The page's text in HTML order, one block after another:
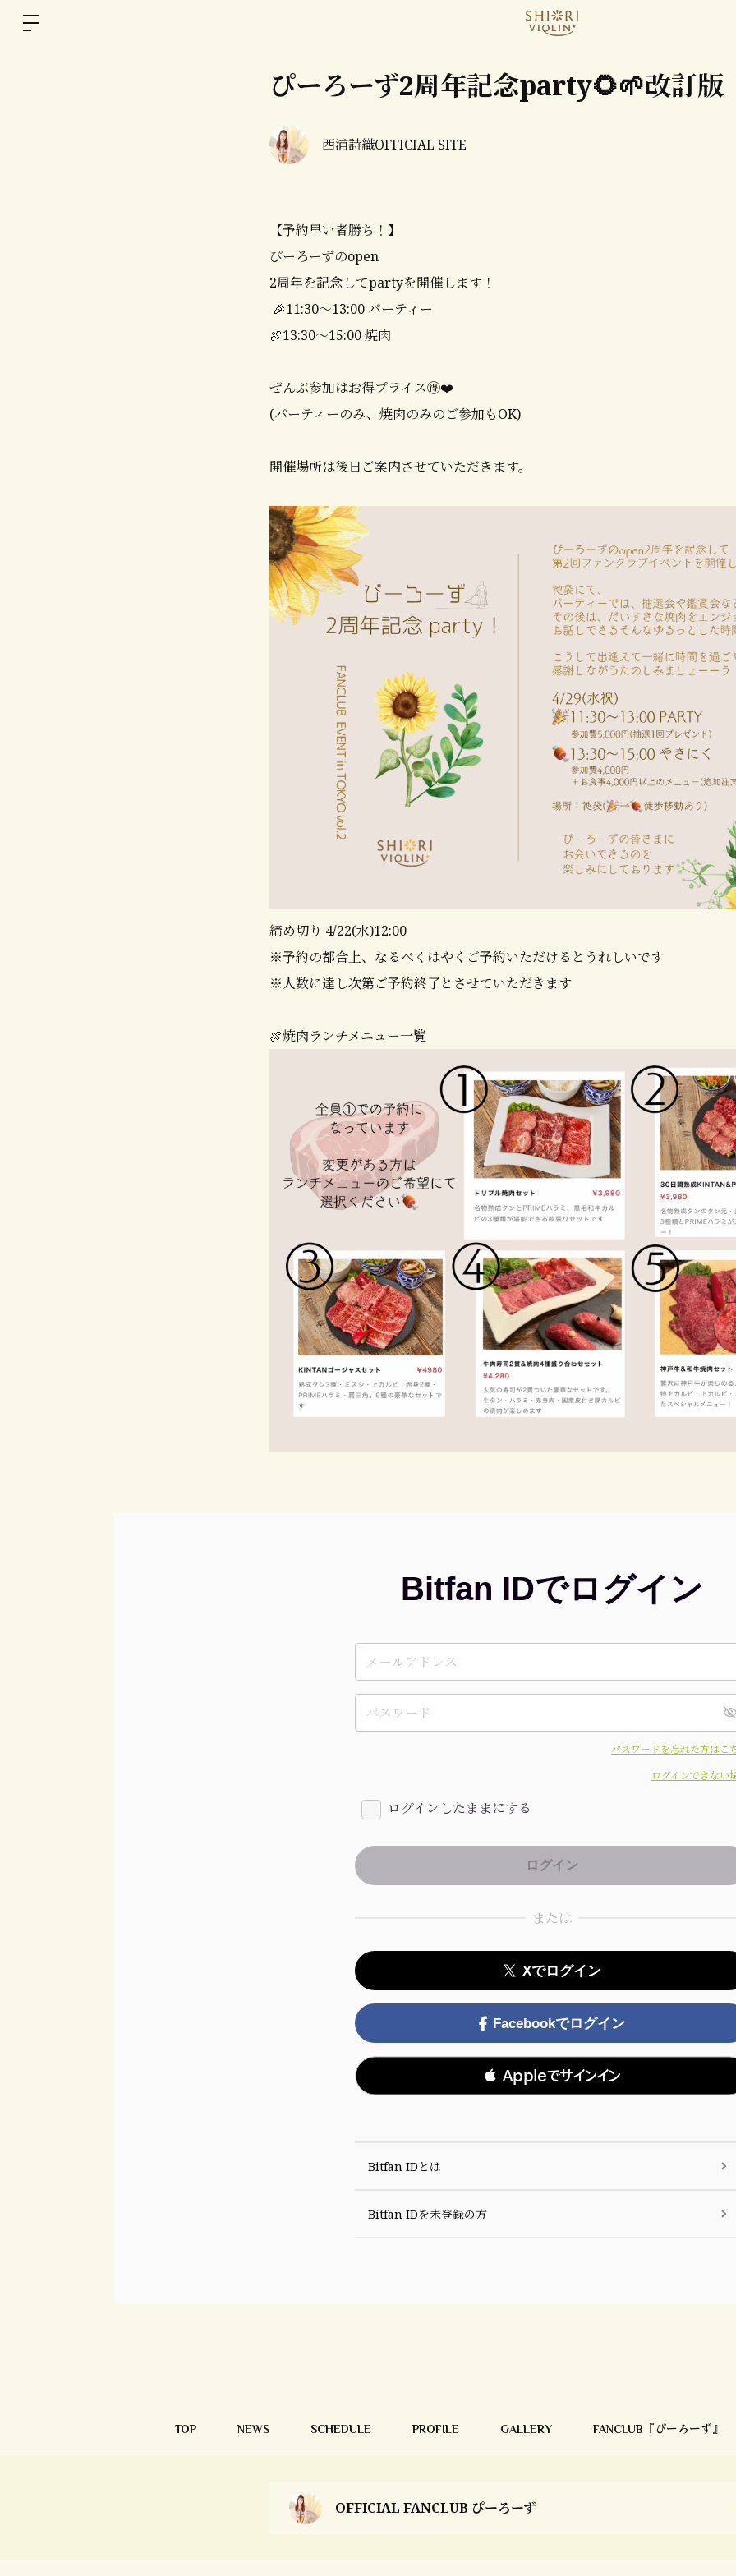
ぴーろーず2周年記念party🌻🌱改訂版
西浦詩織OFFICIAL SITE
【予約早い者勝ち！】
ぴーろーずのopen
2周年を記念してpartyを開催します！
🎉11:30〜13:00 パーティー
🍖13:30〜15:00 焼肉
ぜんぶ参加はお得プライス🉐❤️
(パーティーのみ、焼肉のみのご参加もOK)
開催場所は後日ご案内させていただきます。
締め切り 4/22(水)12:00
※予約の都合上、なるべくはやくご予約いただけるとうれしいです
※人数に達し次第ご予約終了とさせていただきます
🍖焼肉ランチメニュー一覧
Bitfan IDでログイン
パスワードを忘れた方はこ
ログインできない
ログインしたままにする
または
Xでログイン
Facebookでログイン
 Appleでサインイン
Bitfan IDとは
Bitfan IDを未登録の方
TOP NEWS SCHEDULE PROFILE GALLERY FANCLUB『ぴーろーず』
OFFICIAL FANCLUB ぴーろーず